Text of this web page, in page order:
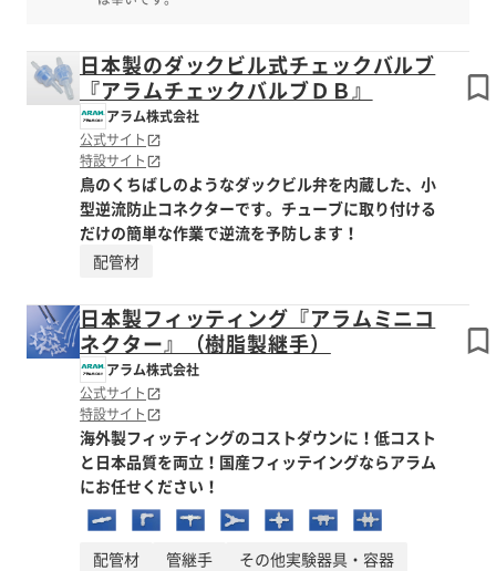
日本製のダックビル式チェックバルブ
『アラムチェックバルブＤＢ』
アラム株式会社
公式サイト
特設サイト
鳥のくちばしのようなダックビル弁を内蔵した、小
型逆流防止コネクターです。チューブに取り付ける
だけの簡単な作業で逆流を予防します！
配管材
日本製フィッティング『アラムミニコ
ネクター』（樹脂製継手）
アラム株式会社
公式サイト
特設サイト
海外製フィッティングのコストダウンに！低コスト
と日本品質を両立！国産フィッテイングならアラム
にお任せください！
配管材 管継手
その他実験器具・容器